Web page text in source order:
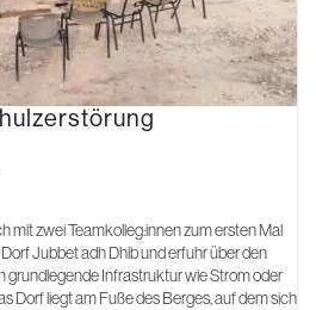
mit zwei Teamkolleg:innen zum ersten Mal
Jubbet adh Dhib und erfuhr über den
grundlegende Infrastruktur wie Strom oder
Dorf liegt am Fuße des Berges, auf dem sich